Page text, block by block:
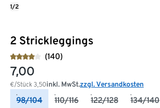
2 Strickleggings
(140)
7,00
€/Stück 3,50inkl. MwSt.zzgl. Versandkosten
98/104 110/116 122/128 134/140
1/2